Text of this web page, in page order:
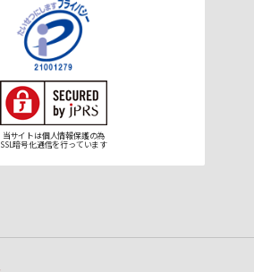
当サイトは個人情報保護の為
SSL暗号化通信を行っています